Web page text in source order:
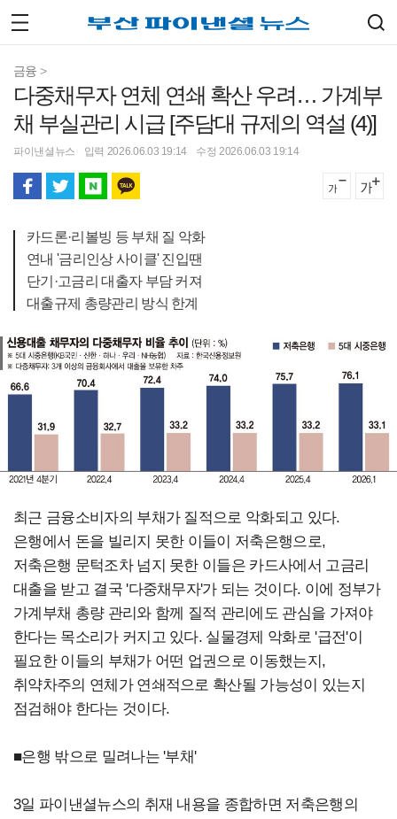
금융 >
다중채무자 연체 연쇄 확산 우려… 가계부
채 부실관리 시급 [주담대 규제의 역설 (4)]
파이낸셜뉴스 입력 2026.06.03 19:14 수정 2026.06.03 19:14
카드론·리볼빙 등 부채 질 악화
연내 '금리인상 사이클' 진입땐
단기·고금리 대출자 부담 커져
대출규제 총량관리 방식 한계
최근 금융소비자의 부채가 질적으로 악화되고 있다.
은행에서 돈을 빌리지 못한 이들이 저축은행으로,
저축은행 문턱조차 넘지 못한 이들은 카드사에서 고금리
대출을 받고 결국 '다중채무자'가 되는 것이다. 이에 정부가
가계부채 총량 관리와 함께 질적 관리에도 관심을 가져야
한다는 목소리가 커지고 있다. 실물경제 악화로 '급전'이
필요한 이들의 부채가 어떤 업권으로 이동했는지,
취약차주의 연체가 연쇄적으로 확산될 가능성이 있는지
점검해야 한다는 것이다.
■은행 밖으로 밀려나는 '부채'
3일 파이낸셜뉴스의 취재 내용을 종합하면 저축은행의